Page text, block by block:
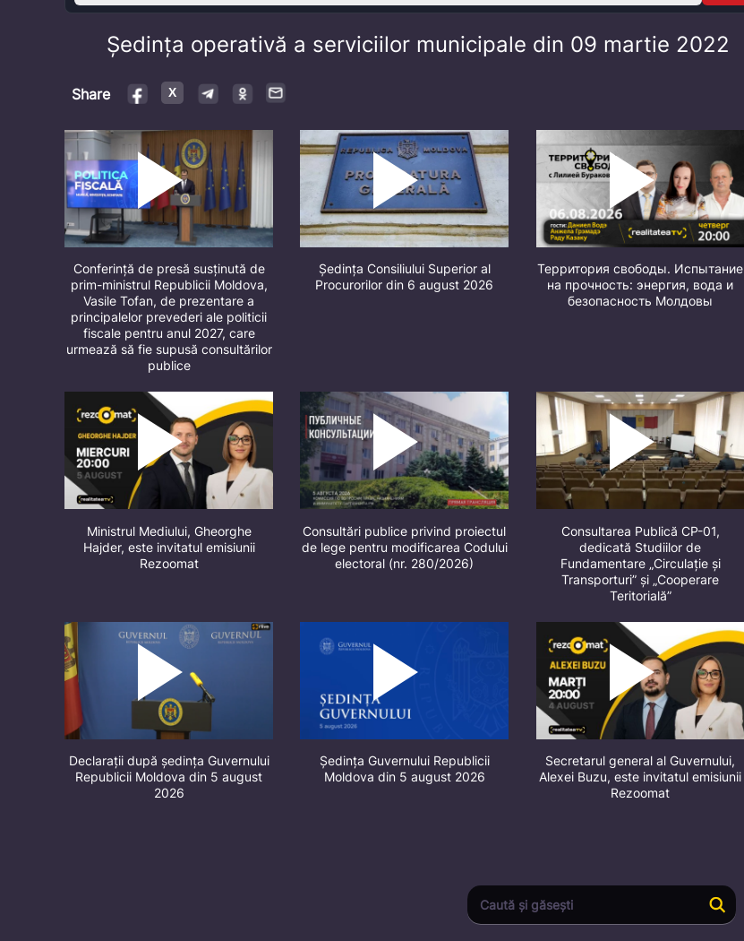
Ședința operativă a serviciilor municipale din 09 martie 2022
Share
Conferință de presă susținută de
prim-ministrul Republicii Moldova,
Vasile Tofan, de prezentare a
principalelor prevederi ale politicii
fiscale pentru anul 2027, care
urmează să fie supusă consultărilor
publice
Ședința Consiliului Superior al
Procurorilor din 6 august 2026
Территория свободы. Испытание
на прочность: энергия, вода и
безопасность Молдовы
Ministrul Mediului, Gheorghe
Hajder, este invitatul emisiunii
Rezoomat
Consultări publice privind proiectul
de lege pentru modificarea Codului
electoral (nr. 280/2026)
Consultarea Publică CP-01,
dedicată Studiilor de
Fundamentare „Circulație și
Transporturi” și „Cooperare
Teritorială”
Declarații după ședința Guvernului
Republicii Moldova din 5 august
2026
Ședința Guvernului Republicii
Moldova din 5 august 2026
Secretarul general al Guvernului,
Alexei Buzu, este invitatul emisiunii
Rezoomat